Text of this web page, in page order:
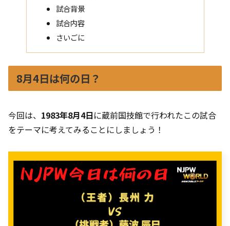
試合背景
試合内容
さいごに
8月4日は何の日？
今回は、 1983年8月4日に蔵前国技館で行われたこの試合
をテーマに考えてみることにしましょう！